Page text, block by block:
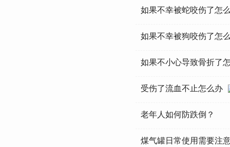
如果不幸被蛇咬伤了怎
如果不幸被狗咬伤了怎
如果不小心导致骨折了
受伤了流血不止怎么办
老年人如何防跌倒？
煤气罐日常使用需要注